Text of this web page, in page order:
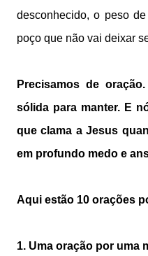
desconhecido, o peso
poço que não vai deixar
Precisamos de
sólida para manter. E
que clama a Jesus
em profundo medo e
Aqui estão 10 orações
1. Uma oração por uma